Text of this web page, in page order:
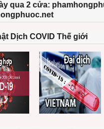
qua 2 cửa:
Dịch COVID Thế giới